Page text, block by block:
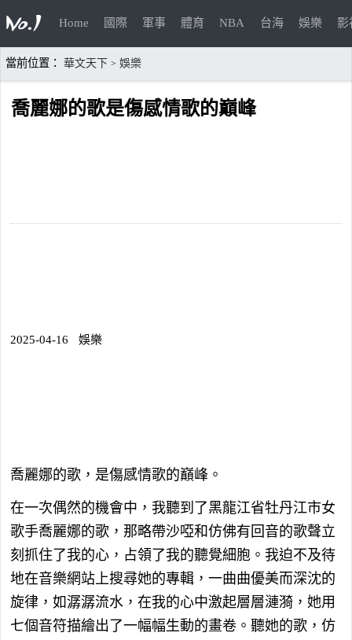
Home 國際 軍事 體育 NBA 台海 娛樂 影
當前位置： 華文天下 > 娛樂
喬麗娜的歌是傷感情歌的巔峰
2025-04-16 娛樂
喬麗娜的歌，是傷感情歌的巔峰。
在一次偶然的機會中，我聽到了黑龍江省牡丹江市女
歌手喬麗娜的歌，那略帶沙啞和仿佛有回音的歌聲立
刻抓住了我的心，占領了我的聽覺細胞。我迫不及待
地在音樂網站上搜尋她的專輯，一曲曲優美而深沈的
旋律，如潺潺流水，在我的心中激起層層漣漪，她用
七個音符描繪出了一幅幅生動的畫卷。聽她的歌，仿